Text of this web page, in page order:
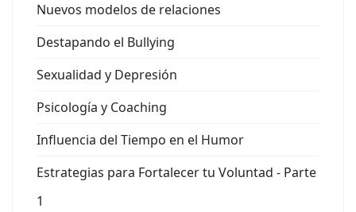
Nuevos modelos de relaciones
Destapando el Bullying
Sexualidad y Depresión
Psicología y Coaching
Influencia del Tiempo en el Humor
Estrategias para Fortalecer tu Voluntad - Parte
1